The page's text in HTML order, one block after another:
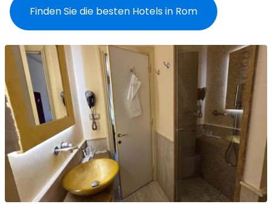
Finden Sie die besten Hotels in Rom